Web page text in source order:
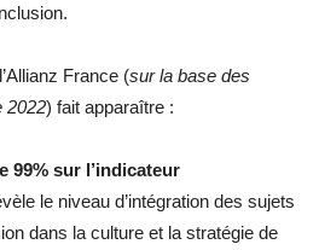
France (sur la base des
2022) fait apparaître :
99% sur l’indicateur
le niveau d’intégration des sujets
dans la culture et la stratégie de